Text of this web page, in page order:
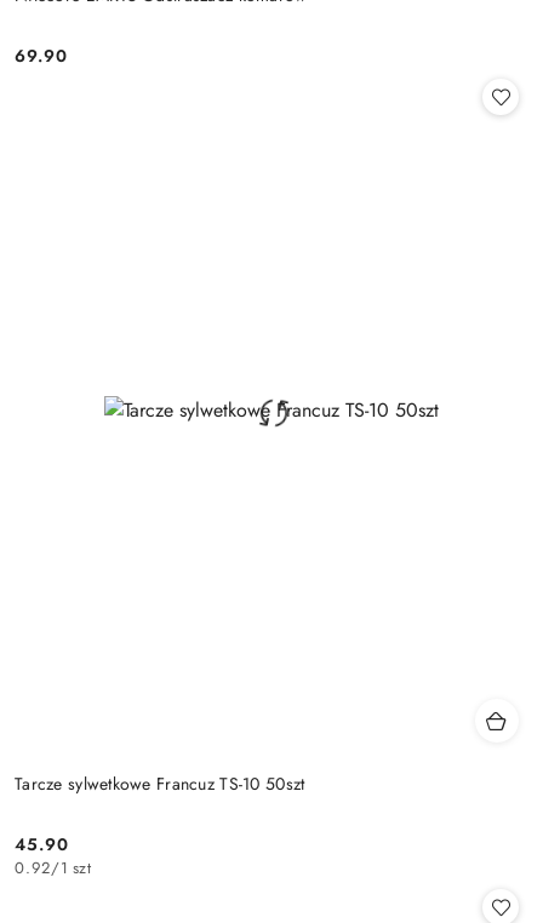
Cena:
69.90
Tarcze sylwetkowe Francuz TS-10 50szt
Cena:
45.90
0.92/1 szt